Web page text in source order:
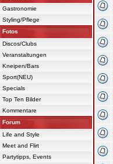
Gastronomie
Styling/Pflege
Fotos
Discos/Clubs
Veranstaltungen
Kneipen/Bars
Sport(NEU)
Specials
Top Ten Bilder
Kommentare
Forum
Life and Style
Meet and Flirt
Partytipps, Events